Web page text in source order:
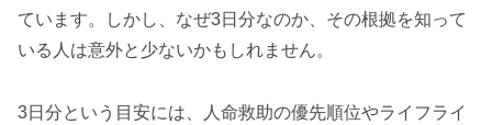
ています。しかし、なぜ3日分なのか、その根拠を知って
いる人は意外と少ないかもしれません。
3日分という目安には、人命救助の優先順位やライフライ